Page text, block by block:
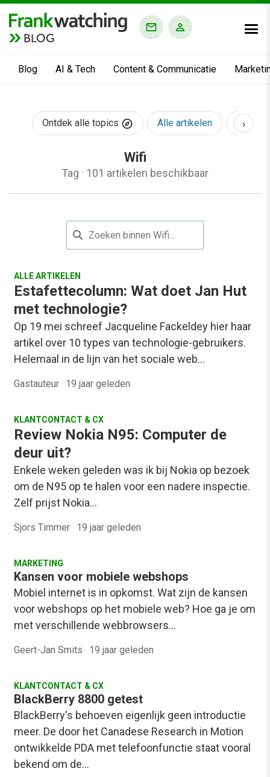
BLOG
Blog AI & Tech Content & Communicatie
Ontdek alle topics Alle artikelen AI &
›
Wifi
Tag · 101 artikelen beschikbaar
ALLE ARTIKELEN
Estafettecolumn: Wat doet Jan Hut
met technologie?
Op 19 mei schreef Jacqueline Fackeldey hier haar
artikel over 10 types van technologie-gebruikers.
Helemaal in de lijn van het sociale web…
Gastauteur · 19 jaar geleden
KLANTCONTACT & CX
Review Nokia N95: Computer de
deur uit?
Enkele weken geleden was ik bij Nokia op bezoek
om de N95 op te halen voor een nadere inspectie.
Zelf prijst Nokia…
Sjors Timmer · 19 jaar geleden
MARKETING
Kansen voor mobiele webshops
Mobiel internet is in opkomst. Wat zijn de kansen
voor webshops op het mobiele web? Hoe ga je om
met verschillende webbrowsers…
Geert-Jan Smits · 19 jaar geleden
KLANTCONTACT & CX
BlackBerry 8800 getest
BlackBerry's behoeven eigenlijk geen introductie
meer. De door het Canadese Research in Motion
ontwikkelde PDA met telefoonfunctie staat vooral
bekend om de…